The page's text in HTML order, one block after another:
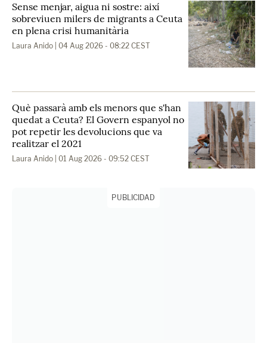
Sense menjar, aigua ni sostre: així
sobreviuen milers de migrants a Ceuta
en plena crisi humanitària
Laura Anido | 04 Aug 2026 - 08:22 CEST
Què passarà amb els menors que s'han
quedat a Ceuta? El Govern espanyol no
pot repetir les devolucions que va
realitzar el 2021
Laura Anido | 01 Aug 2026 - 09:52 CEST
PUBLICIDAD